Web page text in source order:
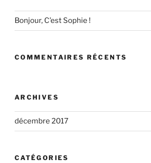
Bonjour, C’est Sophie !
COMMENTAIRES RÉCENTS
ARCHIVES
décembre 2017
CATÉGORIES